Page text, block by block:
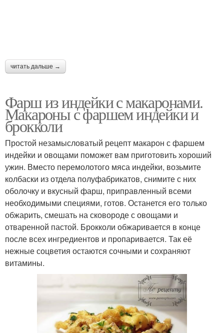
читать дальше →
Фарш из индейки с макаронами.
Макароны с фаршем индейки и
брокколи
Простой незамысловатый рецепт макарон с фаршем
индейки и овощами поможет вам приготовить хороший
ужин. Вместо перемолотого мяса индейки, возьмите
колбаски из отдела полуфабрикатов, снимите с них
оболочку и вкусный фарш, приправленный всеми
необходимыми специями, готов. Останется его только
обжарить, смешать на сковороде с овощами и
отваренной пастой. Брокколи обжаривается в конце
после всех ингредиентов и пропаривается. Так её
нежные соцветия остаются сочными и сохраняют
витамины.